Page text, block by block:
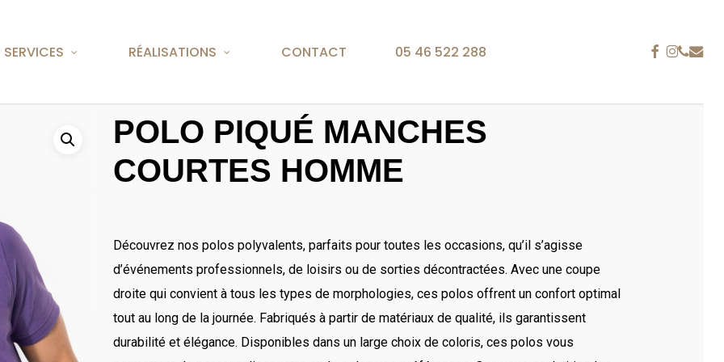
CHEMISES ACCESSOIRES
CASQUETTES / BOBS
SERVICES
/ SÉRIGRAPHIE
domaine de la communication personnalisée brodée. Du polo à la casquette en
passant par le blouson, le tablier ou encore le sac, les supports textiles sont
infinis pour broder un slogan, une identité visuelle ou tout autre type de
message.
Fort de notre savoir-faire, nous satisfaisons vos besoins en communication
RÉALISATIONS
référence dans le
tablier ou encore le sac,
identité visuelle ou
satisfaisons vos
soient professionnels
CONTACT 05 46 522 288 FACEBOOK
PHONE
EMAIL
POLO PIQUÉ MANCHES
COURTES HOMME
Découvrez nos polos polyvalents, parfaits pour toutes les occasions, qu’il s’agisse
d’événements professionnels, de loisirs ou de sorties décontractées. Avec une coupe
droite qui convient à tous les types de morphologies, ces polos offrent un confort optimal
tout au long de la journée. Fabriqués à partir de matériaux de qualité, ils garantissent
durabilité et élégance. Disponibles dans un large choix de coloris, ces polos vous